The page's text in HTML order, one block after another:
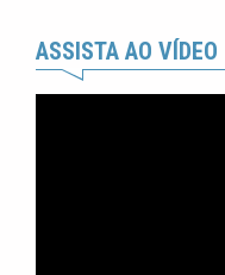
ASSISTA AO VÍDEO